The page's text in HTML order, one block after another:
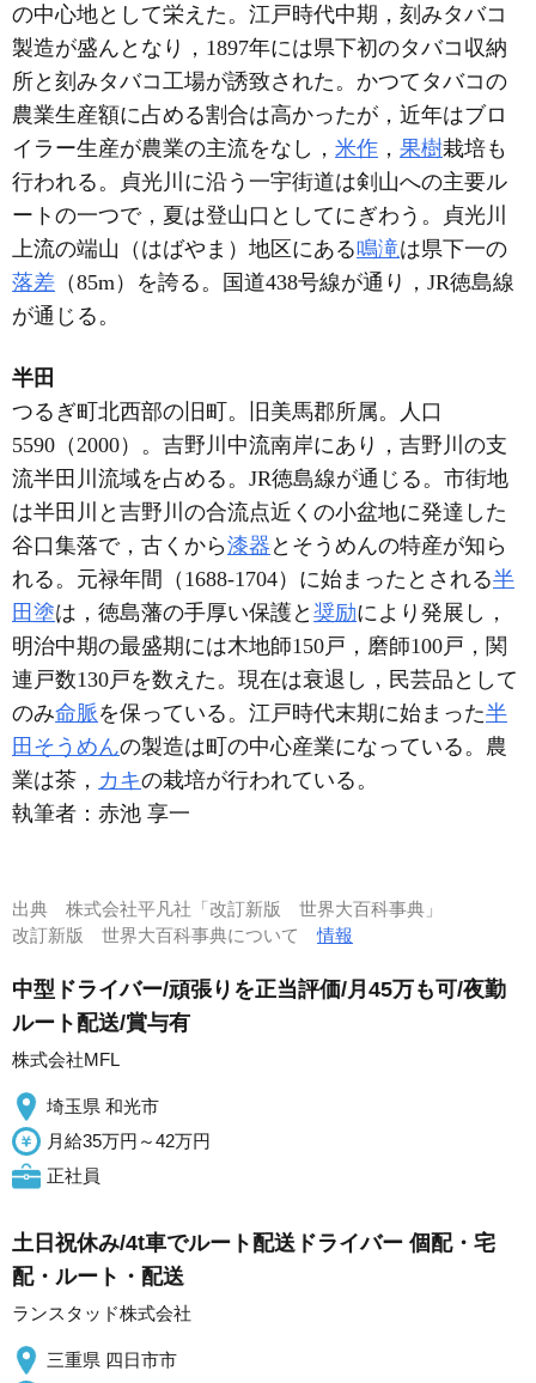
の中心地として栄えた。江戸時代中期，刻みタバコ
製造が盛んとなり，1897年には県下初のタバコ収納
所と刻みタバコ工場が誘致された。かつてタバコの
農業生産額に占める割合は高かったが，近年はブロ
イラー生産が農業の主流をなし， 米作 ， 果樹栽培も
行われる。貞光川に沿う一宇街道は剣山への主要ル
ートの一つで，夏は登山口としてにぎわう。貞光川
上流の端山（はばやま）地区にある鳴滝は県下一の
落差 （85m）を誇る。国道438号線が通り，JR徳島線
が通じる。
半田
つるぎ町北西部の旧町。旧美馬郡所属。人口
5590（2000）。吉野川中流南岸にあり，吉野川の支
流半田川流域を占める。JR徳島線が通じる。市街地
は半田川と吉野川の合流点近くの小盆地に発達した
谷口集落で，古くから漆器 とそうめんの特産が知ら
れる。元禄年間（1688-1704）に始まったとされる半
田塗は，徳島藩の手厚い保護と 奨励により発展し，
明治中期の最盛期には木地師150戸，磨師100戸，関
連戸数130戸を数えた。現在は衰退し，民芸品として
のみ命脈を保っている。江戸時代末期に始まった半
田そうめんの製造は町の中心産業になっている。農
業は茶， カキの栽培が行われている。
執筆者： 赤池 享一
出典 株式会社平凡社「改訂新版 世界大百科事典」
改訂新版 世界大百科事典について情報
中型ドライバー/頑張りを正当評価/月45万も可/夜勤
ルート配送/賞与有
株式会社MFL
埼玉県 和光市
月給35万円～42万円
正社員
土日祝休み/4t車でルート配送ドライバー 個配・宅
配・ルート・配送
ランスタッド株式会社
三重県 四日市市